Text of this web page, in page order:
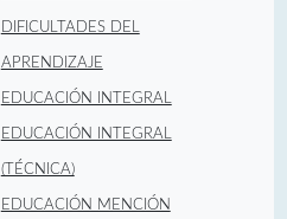
DIFICULTADES DEL
APRENDIZAJE
EDUCACIÓN INTEGRAL
EDUCACIÓN INTEGRAL
(TÉCNICA)
EDUCACIÓN MENCIÓN